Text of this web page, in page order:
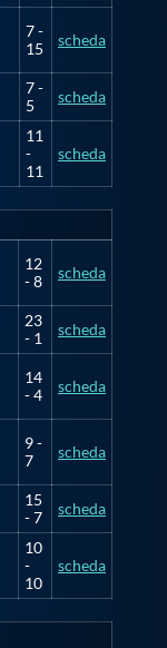
7 -
15
scheda
7 -
5
scheda
11
-
11
scheda
12
- 8
scheda
23
- 1
scheda
14
- 4
scheda
9 -
7
scheda
15
- 7
scheda
10
-
10
scheda